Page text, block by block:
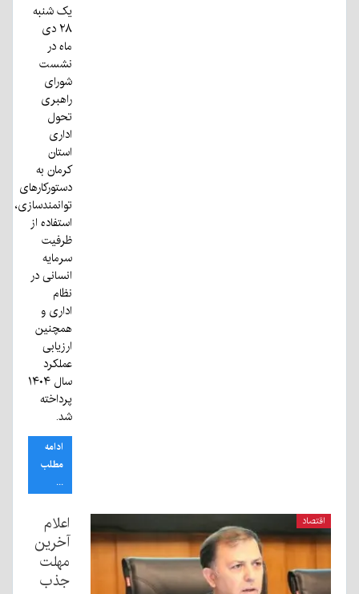
یک شنبه
۲۸ دی
ماه در
نشست
شورای
راهبری
تحول
اداری
استان
کرمان به
دستورکارهای
توانمندسازی،
استفاده از
ظرفیت
سرمایه
انسانی در
نظام
اداری و
همچنین
ارزیابی
عملکرد
سال ۱۴۰۴
پرداخته
شد.
ادامه
مطلب
...
اقتصاد
اعلام
آخرین
مهلت
جذب